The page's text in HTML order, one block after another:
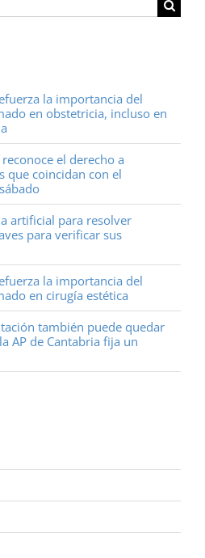
la importancia del
en obstetricia, incluso en
el derecho a
que coincidan con el
artificial para resolver
para verificar sus
la importancia del
en cirugía estética
también puede quedar
AP de Cantabria fija un